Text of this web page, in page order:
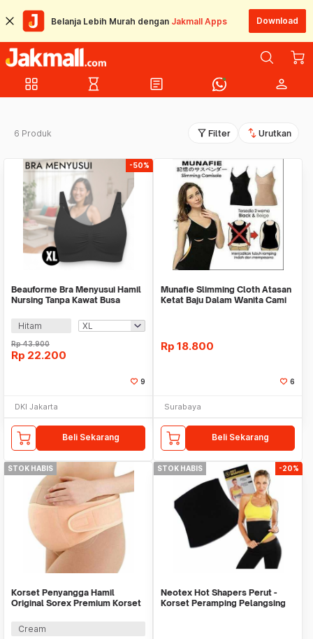
Belanja Lebih Murah dengan Jakmall Apps Download
grid_view hourglass_empty article person
6 Produk filter_alt Filter swap_vert Urutkan
-50%
Beauforme Bra Menyusui Hamil
Nursing Tanpa Kawat Busa
Hitam
Rp43.900
Rp 22.200
9
DKI Jakarta
Beli Sekarang
Munafie Slimming Cloth Atasan
Ketat Baju Dalam Wanita Cami
Rp 18.800
6
Surabaya
Beli Sekarang
STOK HABIS
Korset Penyangga Hamil
Original Sorex Premium Korset
Cream
STOK HABIS -20%
Neotex Hot Shapers Perut -
Korset Peramping Pelangsing